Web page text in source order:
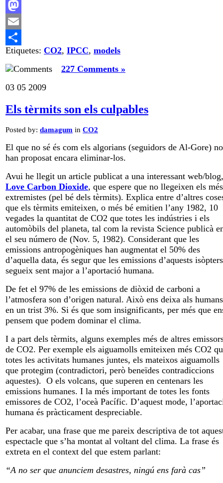
Facebook
Mastodon
Email
Comparteix
Etiquetes: CO2, IPCC, models
227 Comments »
03 05 2009
Els tèrmits son els culpables
Posted by: damagum in CO2
El que no sé és com els algorians (seguidors de Al-Gore) no
han proposat encara eliminar-los.
Avui he llegit un article publicat a una interessant web/
Love Carbon Dioxide, que espere que no llegeixen els més
extremistes (pel bé dels tèrmits). Explica entre d’altres
que els tèrmits emiteixen, o més bé emitien l’any 1982, 10
vegades la quantitat de CO2 que totes les indústries i els
automòbils del planeta, tal com la revista Science publicà
el seu número de (Nov. 5, 1982). Considerant que les
emissions antropogèniques han augmentat el 50% des
d’aquella data, és segur que les emissions d’aquests isòpters
segueix sent major a l’aportació humana.
De fet el 97% de les emissions de diòxid de carboni a
l’atmosfera son d’origen natural. Això ens deixa als humans
en un trist 3%. Si és que som insignificants, per més que
pensem que podem dominar el clima.
I a part dels tèrmits, alguns exemples més de altres
de CO2. Per exemple els aiguamolls emiteixen més CO2
totes les activitats humanes juntes, els mateixos aiguamolls
que protegim (contradictori, però beneïdes contradiccions
aquestes). O els volcans, que superen en centenars les
emissions humanes. I la més important de totes les fonts
emissores de CO2, l’oceà Pacífic. D’aquest mode,
humana és pràcticament despreciable.
Per acabar, una frase que me pareix descriptiva de tot
espectacle que s’ha montat al voltant del clima. La frase és
extreta en el context del que estem parlant:
“A no ser que anunciem desastres, ningú ens farà cas”